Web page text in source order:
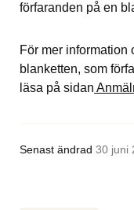
förfaranden på en
För mer information
blanketten, som
läsa på sidan
Senast ändrad 30 juni